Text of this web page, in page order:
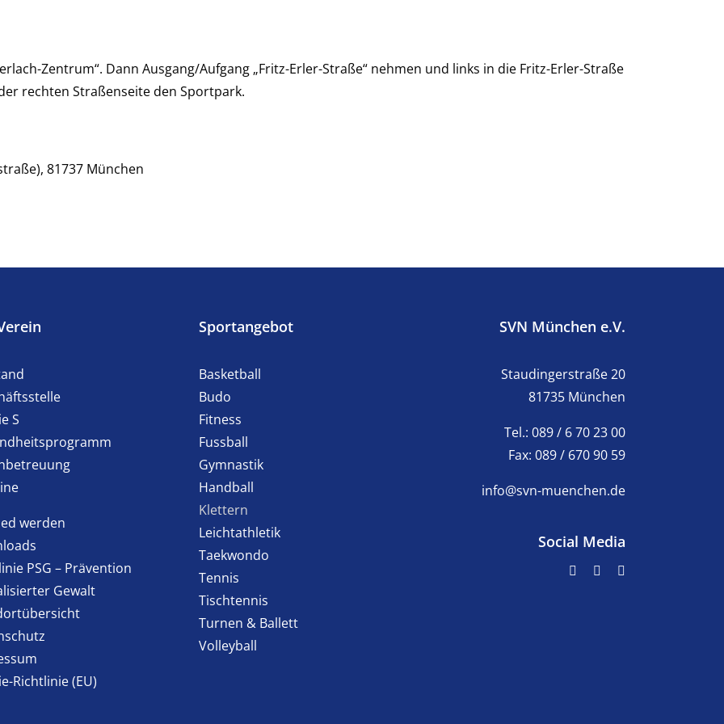
Zentrum“. Dann Ausgang/Aufgang „Fritz-Erler-Straße“ nehmen und links in die Fritz-Erler-Straße
rechten Straßenseite den Sportpark.
81737 München
S
werden
PSG – Prävention
Gewalt
Richtlinie (EU)
Sportangebot
Basketball
Budo
Fitness
Fussball
Gymnastik
Handball
Klettern
Leichtathletik
Taekwondo
Tennis
Tischtennis
Turnen & Ballett
Volleyball
SVN München e.V.
Staudingerstraße 20
81735 München
Tel.: 089 / 6 70 23 00
Fax: 089 / 670 90 59
info@svn-muenchen.de
Social Media